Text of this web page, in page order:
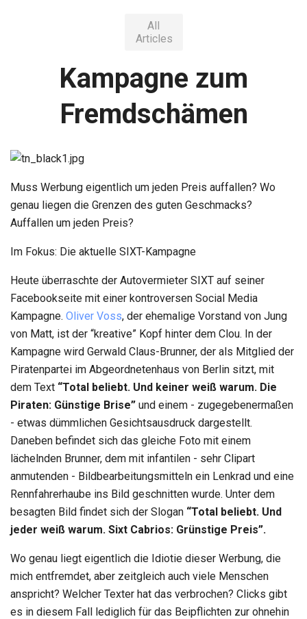
All
Articles
Kampagne zum
Fremdschämen
Muss Werbung eigentlich um jeden Preis auffallen? Wo
genau liegen die Grenzen des guten Geschmacks?
Auffallen um jeden Preis?
Im Fokus: Die aktuelle SIXT-Kampagne
Heute überraschte der Autovermieter SIXT auf seiner
Facebookseite mit einer kontroversen Social Media
Kampagne. Oliver Voss, der ehemalige Vorstand von Jung
von Matt, ist der “kreative” Kopf hinter dem Clou. In der
Kampagne wird Gerwald Claus-Brunner, der als Mitglied der
Piratenpartei im Abgeordnetenhaus von Berlin sitzt, mit
dem Text “Total beliebt. Und keiner weiß warum. Die
Piraten: Günstige Brise” und einem - zugegebenermaßen
- etwas dümmlichen Gesichtsausdruck dargestellt.
Daneben befindet sich das gleiche Foto mit einem
lächelnden Brunner, dem mit infantilen - sehr Clipart
anmutenden - Bildbearbeitungsmitteln ein Lenkrad und eine
Rennfahrerhaube ins Bild geschnitten wurde. Unter dem
besagten Bild findet sich der Slogan “Total beliebt. Und
jeder weiß warum. Sixt Cabrios: Grünstige Preis”.
Wo genau liegt eigentlich die Idiotie dieser Werbung, die
mich entfremdet, aber zeitgleich auch viele Menschen
anspricht? Welcher Texter hat das verbrochen? Clicks gibt
es in diesem Fall lediglich für das Beipflichten zur ohnehin